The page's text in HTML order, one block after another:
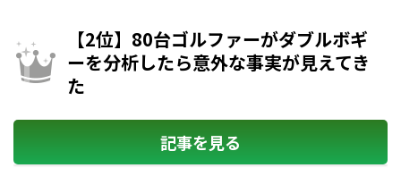
【2位】80台ゴルファーがダブルボギ
ーを分析したら意外な事実が見えてき
た
記事を見る